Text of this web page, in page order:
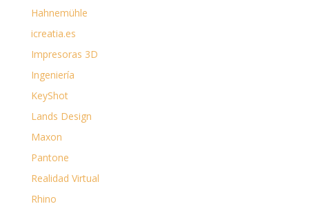
Hahnemühle
icreatia.es
Impresoras 3D
Ingeniería
KeyShot
Lands Design
Maxon
Pantone
Realidad Virtual
Rhino